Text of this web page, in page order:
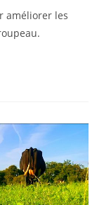
améliorer les